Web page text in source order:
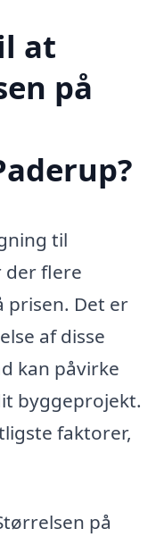
at
på
til
der flere
prisen. Det er
af disse
kan påvirke
byggeprojekt.
faktorer,
på